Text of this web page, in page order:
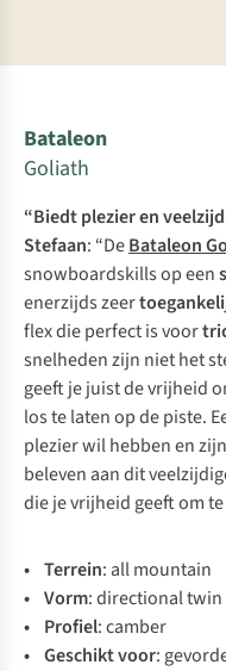
Bataleon
Goliath
“Biedt plezier en
Stefaan: “DeBataleon
snowboardskills op een
enerzijds zeer
flex die perfect is voor
snelheden zijn niet het
geeft je juist de vrijheid
los te laten op de piste.
plezier wil hebben en
beleven aan dit
die je vrijheid geeft om
• Terrein: allmountain
• Vorm: directional twin
• Profiel: camber
• Geschiktvoor: gev